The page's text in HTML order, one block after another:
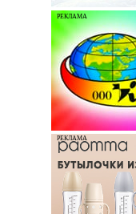
РЕКЛАМА
РЕКЛАМА